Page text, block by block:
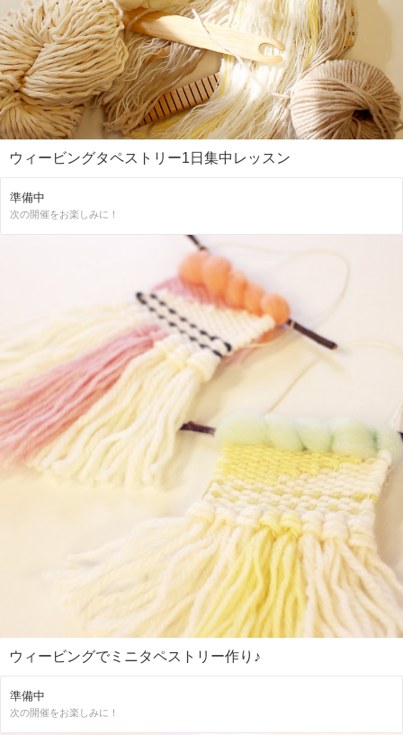
ウィービングタペストリー1日集中レッスン
準備中
次の開催をお楽しみに！
ウィービングでミニタペストリー作り♪
準備中
次の開催をお楽しみに！